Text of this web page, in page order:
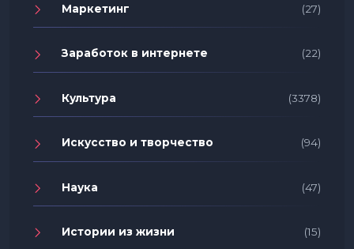
Маркетинг (27)
Заработок в интернете (22)
Культура (3378)
Искусство и творчество (94)
Наука (47)
Истории из жизни (15)